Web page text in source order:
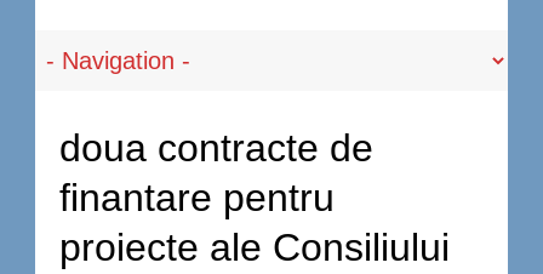
doua contracte de
finantare pentru
proiecte ale Consiliului